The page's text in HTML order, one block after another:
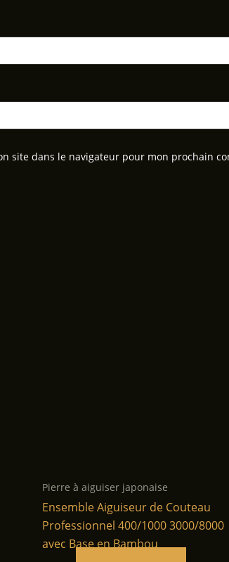
site dans le navigateur pour mon prochain
Pierre à aiguiser japonaise
Ensemble Aiguiseur de Couteau
Professionnel 400/1000 3000/8000
avec Base en Bambou